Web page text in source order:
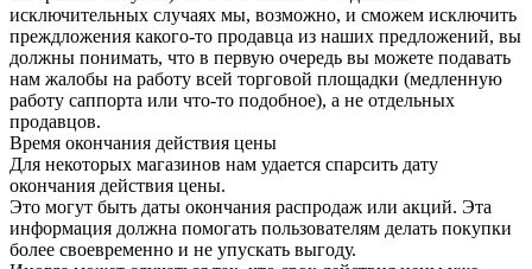
исключительных случаях мы, возможно, и сможем исключить
преждложения какого-то продавца из наших предложений, вы
должны понимать, что в первую очередь вы можете подавать
нам жалобы на работу всей торговой площадки (медленную
работу саппорта или что-то подобное), а не отдельных
продавцов.
Время окончания действия цены
Для некоторых магазинов нам удается спарсить дату
окончания действия цены.
Это могут быть даты окончания распродаж или акций. Эта
информация должна помогать пользователям делать покупки
более своевременно и не упускать выгоду.